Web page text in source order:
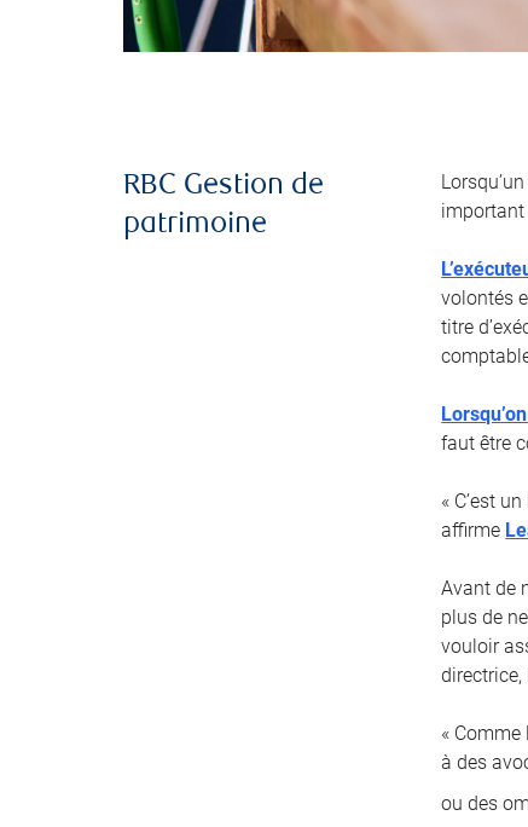
RBC Gestion de
patrimoine
important
volontés
titre
faut être
« C’est
affirme
Avant de
plus de
vouloir
directrice,
«
à des
ou des